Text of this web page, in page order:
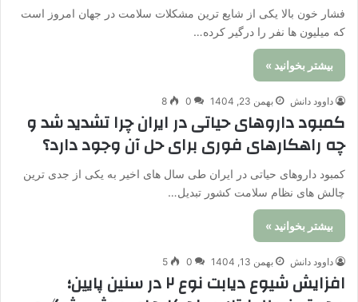
فشار خون بالا یکی از شایع ترین مشکلات سلامت در جهان امروز است
که میلیون ها نفر را درگیر کرده…
بیشتر بخوانید »
داوود دانش بهمن 23, 1404 0
8
کمبود داروهای حیاتی در ایران چرا تشدید شد و
چه راهکارهای فوری برای حل آن وجود دارد؟
کمبود داروهای حیاتی در ایران طی سال های اخیر به یکی از جدی ترین
چالش های نظام سلامت کشور تبدیل…
بیشتر بخوانید »
داوود دانش بهمن 13, 1404 0
5
افزایش شیوع دیابت نوع ۲ در سنین پایین؛